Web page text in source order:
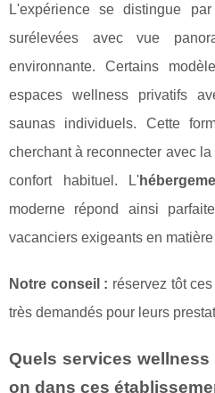
L'expérience se distingue
surélevées avec vue
environnante. Certains
espaces wellness privatifs
saunas individuels. Cette
cherchant à reconnecter avec
confort habituel. L'
moderne répond ainsi
vacanciers exigeants en
Notre conseil : réservez tôt
très demandés pour leurs
Quels services wellness
on dans ces